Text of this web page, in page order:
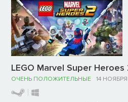
LEGO Marvel Super
ОЧЕНЬ ПОЛОЖИТЕЛЬНЫЕ 14 НОЯБРЯ